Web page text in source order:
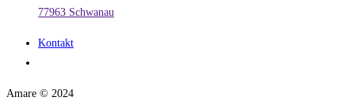
77963 Schwanau
Kontakt
Amare © 2024